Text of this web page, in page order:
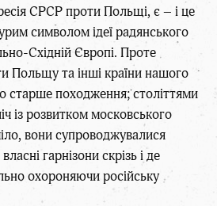
СРСР проти Польщі, є – і це
символом ідеї радянського
Східній Європі. Проте
Польщу та інші країни нашого
старше походження; століттями
із розвитком московського
вони супроводжувалися
гарнізони скрізь і де
охороняючи російську